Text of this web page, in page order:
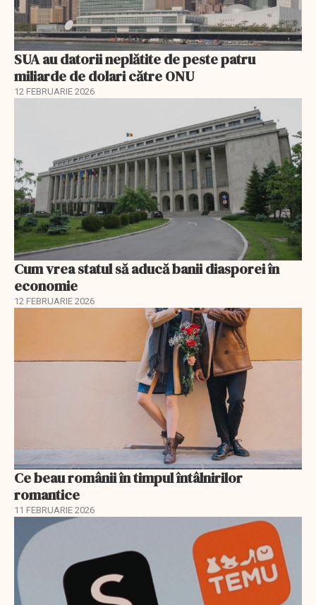
SUA au datorii neplătite de peste patru
miliarde de dolari către ONU
12 FEBRUARIE 2026
Cum vrea statul să aducă banii diasporei în
economie
12 FEBRUARIE 2026
Ce beau românii în timpul întâlnirilor
romantice
11 FEBRUARIE 2026